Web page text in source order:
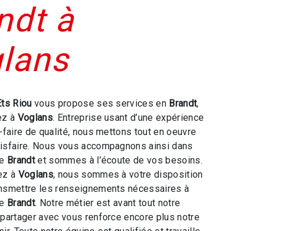
à
Riou vous propose ses services en Brandt,
à Voglans. Entreprise usant d’une expérience
faire de qualité, nous mettons tout en oeuvre
Nous vous accompagnons ainsi dans
Brandtet sommes à l’écoute de vos besoins.
à Voglans, nous sommes à votre disposition
les renseignements nécessaires à
Brandt. Notre métier est avant tout notre
avec vous renforce encore plus notre